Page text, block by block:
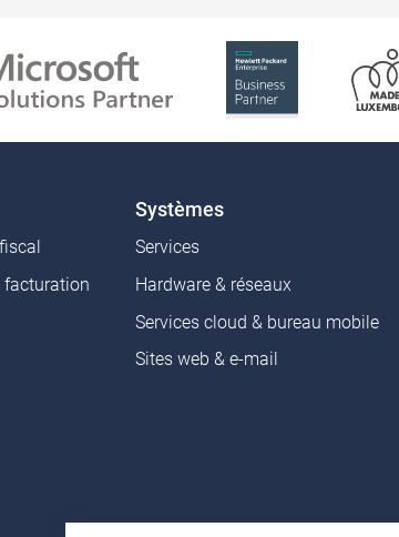
nature(soins)) : 19,8216
=> 20,3171
Plafond caisse de
maladie : 13.188,96 =>
13.518,68
facturation
Systèmes
Services
Hardware & réseaux
Services cloud & bureau mobile
Sites web & e-mail